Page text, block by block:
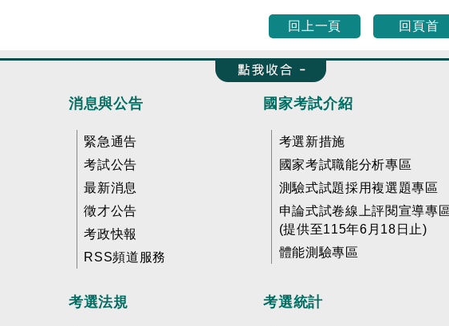
回上一頁 回頁首
收合 FatFooter
消息與公告
緊急通告
考試公告
最新消息
徵才公告
考政快報
RSS頻道服務
國家考試介紹
考選新措施
國家考試職能分析專區
測驗式試題採用複選題專區
申論式試卷線上評閱宣導專
(提供至115年6月18日止)
體能測驗專區
考選法規 考選統計